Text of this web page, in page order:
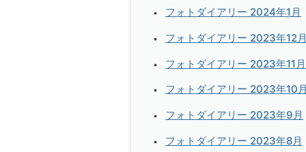
フォトダイアリー 2024年1月
フォトダイアリー 2023年12
フォトダイアリー 2023年11月
フォトダイアリー 2023年10
フォトダイアリー 2023年9月
フォトダイアリー 2023年8月